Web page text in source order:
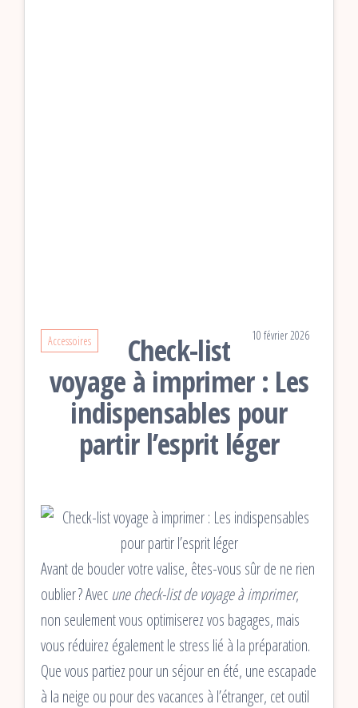
Accessoires 10 février 2026
Check-list
voyage à imprimer : Les
indispensables pour
partir l’esprit léger
Avant de boucler votre valise, êtes-vous sûr de ne rien
oublier ? Avec une check-list de voyage à imprimer,
non seulement vous optimiserez vos bagages, mais
vous réduirez également le stress lié à la préparation.
Que vous partiez pour un séjour en été, une escapade
à la neige ou pour des vacances à l’étranger, cet outil